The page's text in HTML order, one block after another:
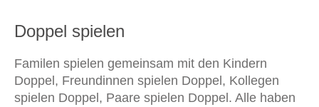
Doppel spielen
Familen spielen gemeinsam mit den Kindern
Doppel, Freundinnen spielen Doppel, Kollegen
spielen Doppel, Paare spielen Doppel. Alle haben